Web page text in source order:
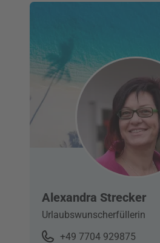
Alexandra Strecker
Urlaubswunscherfüllerin
+49 7704 929875